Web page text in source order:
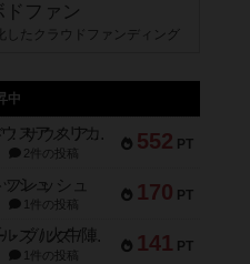
ドファン
したクラウドファンディング
中
552 PT
リワイルド：サウスアメリカ
2件の投稿
170 PT
レッシュ
1件の投稿
141 PT
ファイアー・ブルズ / 火牛陣
1件の投稿